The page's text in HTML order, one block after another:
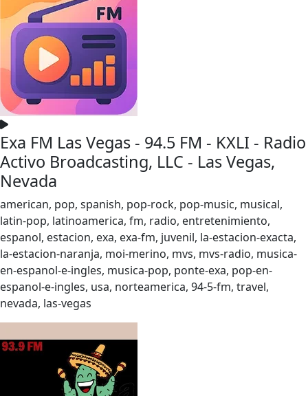
Exa FM Las Vegas - 94.5 FM - KXLI - Radio
Activo Broadcasting, LLC - Las Vegas,
Nevada
american, pop, spanish, pop-rock, pop-music, musical,
latin-pop, latinoamerica, fm, radio, entretenimiento,
espanol, estacion, exa, exa-fm, juvenil, la-estacion-exacta,
la-estacion-naranja, moi-merino, mvs, mvs-radio, musica-
en-espanol-e-ingles, musica-pop, ponte-exa, pop-en-
espanol-e-ingles, usa, norteamerica, 94-5-fm, travel,
nevada, las-vegas